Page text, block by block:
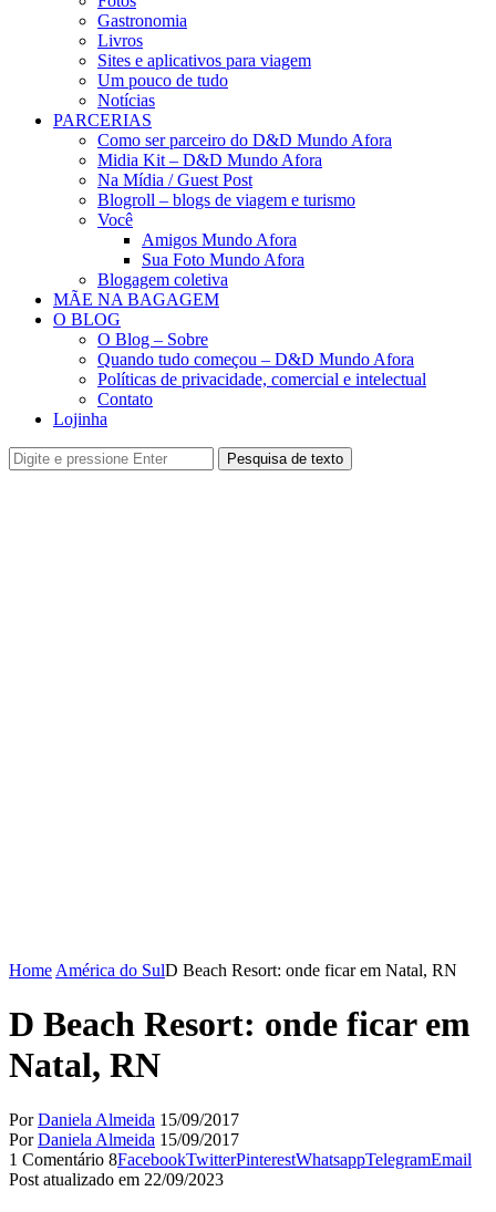
Gastronomia
Livros
Sites e aplicativos para viagem
Um pouco de tudo
Notícias
PARCERIAS
Como ser parceiro do D&D Mundo Afora
Midia Kit – D&D Mundo Afora
Na Mídia / Guest Post
Blogroll – blogs de viagem e turismo
Você
Amigos Mundo Afora
Sua Foto Mundo Afora
Blogagem coletiva
MÃE NA BAGAGEM
O BLOG
O Blog – Sobre
Quando tudo começou – D&D Mundo Afora
Políticas de privacidade, comercial e intelectual
Contato
Lojinha
Pesquisa de texto
Home América do SulD Beach Resort: onde ficar em Natal, RN
D Beach Resort: onde ficar em
Natal, RN
PorDaniela Almeida 15/09/2017
PorDaniela Almeida 15/09/2017
1 Comentário 8FacebookTwitterPinterestWhatsappTelegramEmail
Post atualizado em 22/09/2023